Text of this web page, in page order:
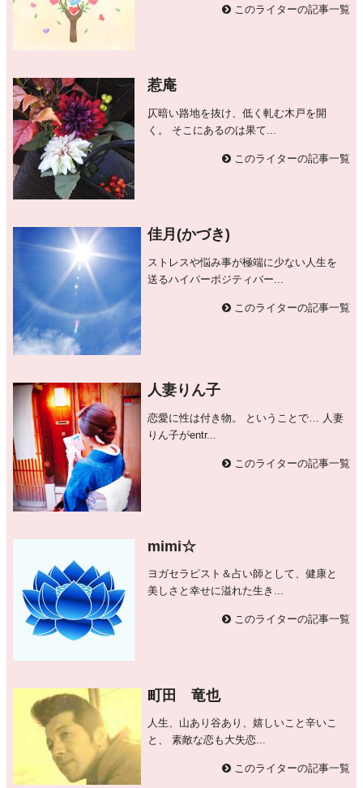
このライターの記事一覧
惹庵
仄暗い路地を抜け、低く軋む木戸を開
く。 そこにあるのは果て...
このライターの記事一覧
佳月(かづき)
ストレスや悩み事が極端に少ない人生を
送るハイパーボジティバー...
このライターの記事一覧
人妻りん子
恋愛に性は付き物。 ということで… 人妻
りん子がentr...
このライターの記事一覧
mimi☆
ヨガセラピスト＆占い師として、健康と
美しさと幸せに溢れた生き...
このライターの記事一覧
町田 竜也
人生、山あり谷あり、嬉しいこと辛いこ
と、 素敵な恋も大失恋...
このライターの記事一覧